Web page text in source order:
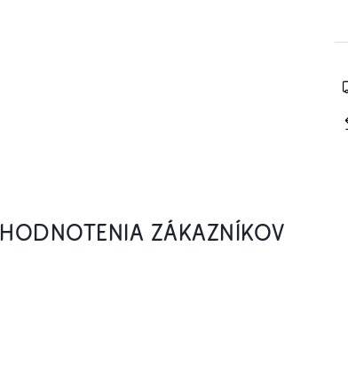
HODNOTENIA ZÁKAZNÍKOV